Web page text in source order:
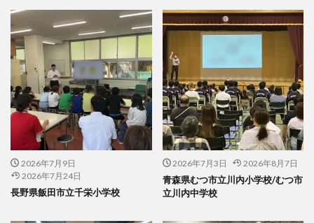
2026年7月9日
2026年7月24日
長野県飯田市立千栄小学校
2026年7月3日 2026年8月7日
青森県むつ市立川内小学校/むつ市
立川内中学校